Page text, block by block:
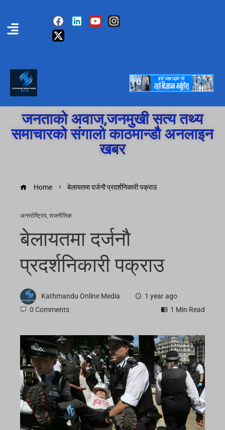
जनताको अवाज,जनमुखी सत्य तथ्य
समाचारको संगालो काठमान्डौ अनलाइन
खबर
Home बेलायतमा दर्जनौ प्रदर्शनिकारी पक्राउ
अन्तर्राष्ट्रिय, राजनीतिक
बेलायतमा दर्जनौ
प्रदर्शनिकारी पक्राउ
Kathmandu Online Media
1 year ago
0 Comments
1 Min Read